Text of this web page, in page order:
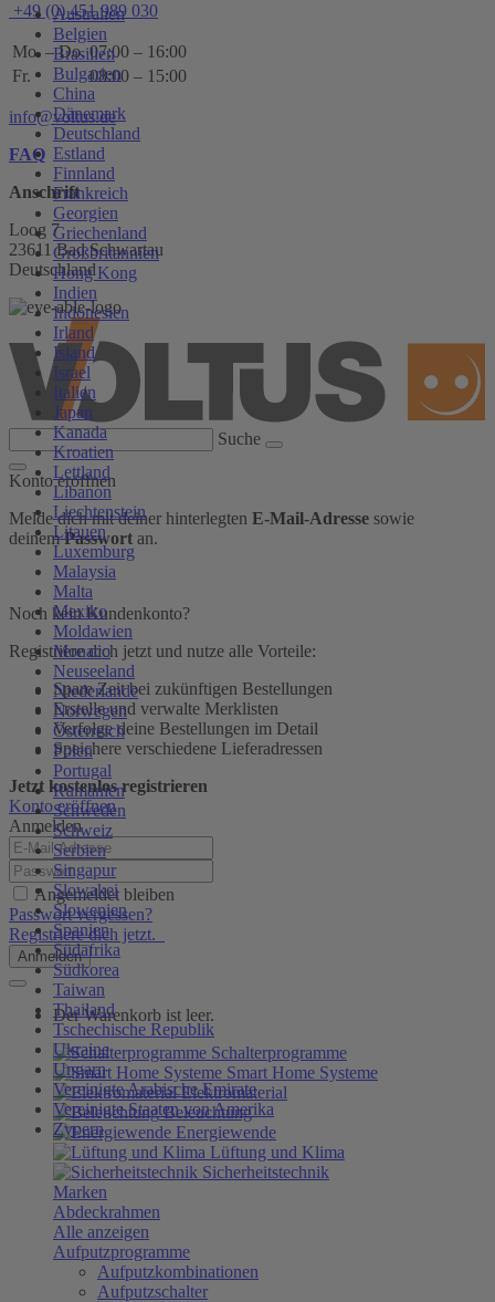
Australien
Belgien
Brasilien
Bulgarien
China
Dänemark
Deutschland
Estland
Finnland
Frankreich
Georgien
Griechenland
Großbritannien
Hong Kong
Indien
Indonesien
Irland
Island
Israel
Italien
Japan
Kanada
Kroatien
Lettland
Libanon
Liechtenstein
Litauen
Luxemburg
Malaysia
Malta
Mexiko
Moldawien
Monaco
Neuseeland
Niederlande
Norwegen
Österreich
Polen
Portugal
Rumänien
Schweden
Schweiz
Serbien
Singapur
Slowakei
Slowenien
Spanien
Südafrika
Südkorea
Taiwan
Thailand
Tschechische Republik
Ukraine
Ungarn
Vereinigte Arabische Emirate
Vereinigte Staaten von Amerika
Zypern
+49 (0) 451 989 030
Mo. – Do. 07:00 – 16:00
Fr.
08:00 – 15:00
info@voltus.de
FAQ
Anschrift
Loog 7
23611 Bad Schwartau
Deutschland
Suche
Konto eröffnen
Melde dich mit deiner hinterlegten E-Mail-Adresse sowie
deinemPasswort an.
Noch kein Kundenkonto?
Registriere dich jetzt und nutze alle Vorteile:
Spare Zeit bei zukünftigen Bestellungen
Erstelle und verwalte Merklisten
Verfolge deine Bestellungen im Detail
Speichere verschiedene Lieferadressen
Jetzt kostenlos registrieren
Konto eröffnen
Anmelden
Angemeldet bleiben
Passwort vergessen?
Registriere dich jetzt.
Anmelden
Der Warenkorb ist leer.
Schalterprogramme
Smart Home Systeme
Elektromaterial
Beleuchtung
Energiewende
Lüftung und Klima
Sicherheitstechnik
Marken
Abdeckrahmen
Alle anzeigen
Aufputzprogramme
Aufputzkombinationen
Aufputzschalter